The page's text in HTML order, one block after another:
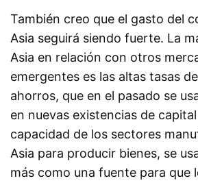
También creo que el gasto del
Asia seguirá siendo fuerte. La
Asia en relación con otros
emergentes es las altas tasas
ahorros, que en el pasado se
en nuevas existencias de
capacidad de los sectores
Asia para producir bienes, se
más como una fuente para que